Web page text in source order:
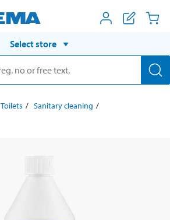
Select store
Toilets
Sanitary cleaning